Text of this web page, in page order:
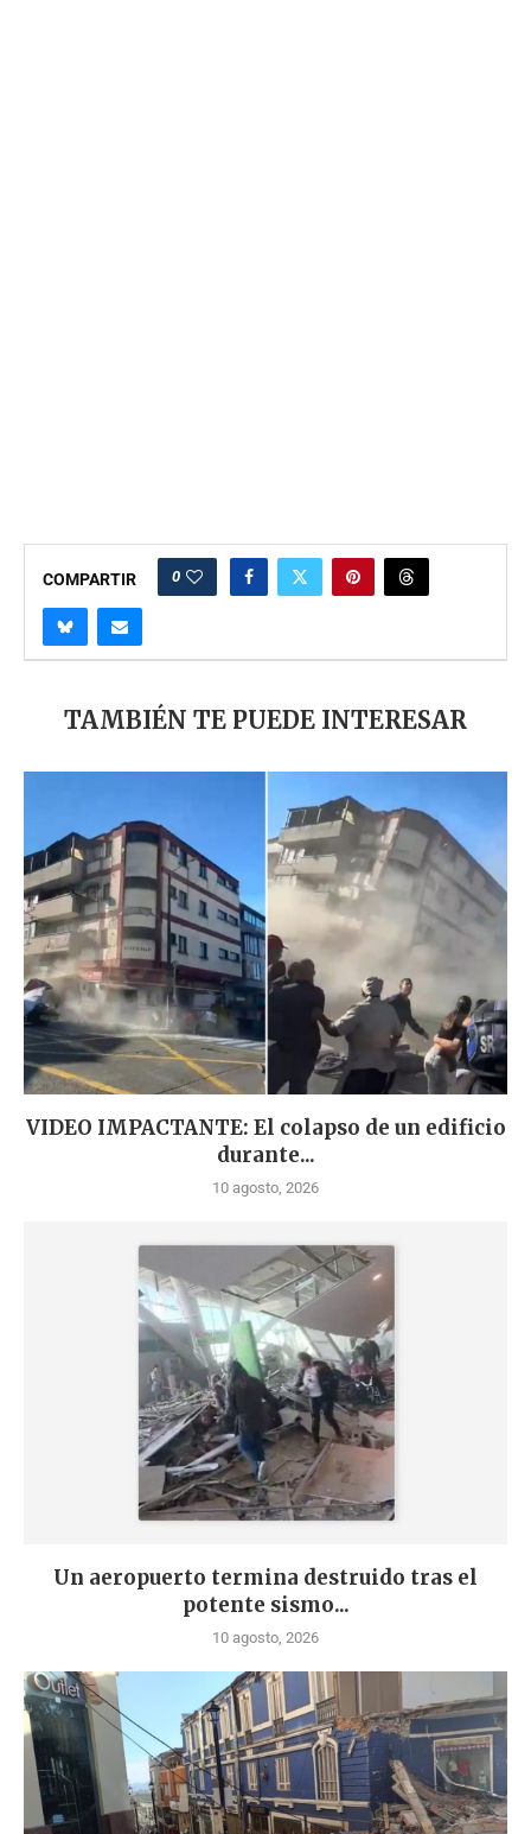
COMPARTIR 0
TAMBIÉN TE PUEDE INTERESAR
VIDEO IMPACTANTE: El colapso de un edificio
durante...
10 agosto, 2026
Un aeropuerto termina destruido tras el
potente sismo...
10 agosto, 2026